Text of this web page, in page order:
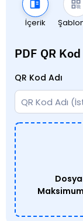
İçerik
PDF QR
QR Kod Adı